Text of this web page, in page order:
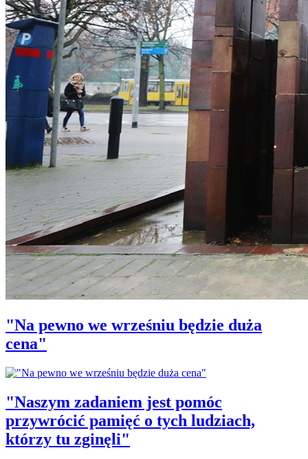
"Na pewno we wrześniu będzie duża
cena"
"Naszym zadaniem jest pomóc
przywrócić pamięć o tych ludziach,
którzy tu zginęli"